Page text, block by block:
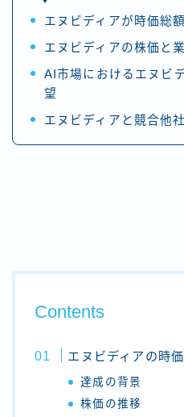
エヌビディアが時価総
エヌビディアの株価と
AI市場におけるエヌビ
望
エヌビディアと競合他
Contents
エヌビディアの時
達成の背景
株価の推移